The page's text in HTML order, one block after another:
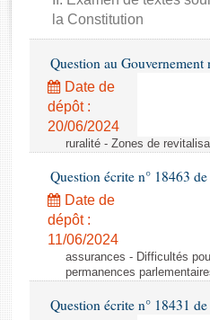
Rapports d'enquête
Rapports législatifs
Baromètre de l’application des
Dossiers législatifs
Budget et sécurité sociale
la Constitution
Question au
Date de
dépôt :
20/06/2024
ruralité - Zones de
Question écrite n° 18463
Date de
dépôt :
11/06/2024
assurances - Difficultés
permanences
Question écrite n° 18431